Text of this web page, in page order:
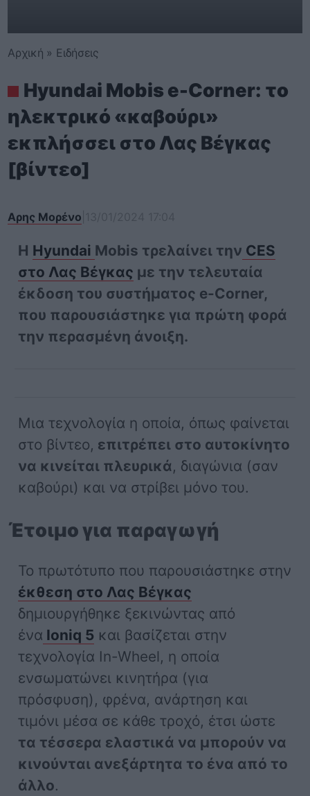
Αρχική » Ειδήσεις
Hyundai Mobis e-Corner: το
ηλεκτρικό «καβούρι»
εκπλήσσει στο Λας Βέγκας
[βίντεο]
Αρης Μορένο
Η Hyundai Mobis τρελαίνει την CES
στο Λας Βέγκας με την τελευταία
έκδοση του συστήματος e-Corner,
που παρουσιάστηκε για πρώτη φορά
την περασμένη άνοιξη.
Μια τεχνολογία η οποία, όπως φαίνεται
στο βίντεο, επιτρέπει στο αυτοκίνητο
να κινείται πλευρικά, διαγώνια (σαν
καβούρι) και να στρίβει μόνο του.
Έτοιμο για παραγωγή
Το πρωτότυπο που παρουσιάστηκε στην
έκθεση στο Λας Βέγκας
δημιουργήθηκε ξεκινώντας από
ένα Ioniq 5 και βασίζεται στην
τεχνολογία In-Wheel, η οποία
ενσωματώνει κινητήρα (για
πρόσφυση), φρένα, ανάρτηση και
τιμόνι μέσα σε κάθε τροχό, έτσι ώστε
τα τέσσερα ελαστικά να μπορούν να
κινούνται ανεξάρτητα το ένα από το
άλλο.